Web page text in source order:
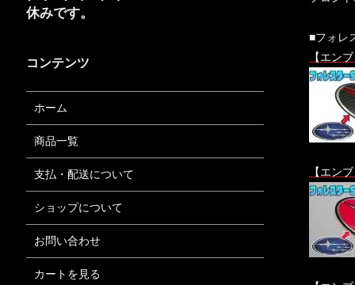
■フォレ
【エン
【エン
休みです。
コンテンツ
ホーム
商品一覧
支払・配送について
ショップについて
お問い合わせ
カートを見る